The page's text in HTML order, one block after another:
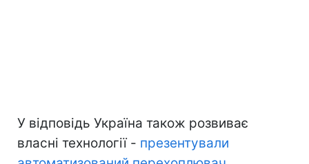
У відповідь Україна також розвиває
власні технології - презентували